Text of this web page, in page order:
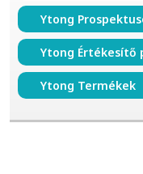
Ytong
Ytong Értékesítő
Ytong Termékek